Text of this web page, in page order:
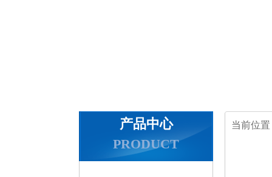
当前位置
产品中心
PRODUCT